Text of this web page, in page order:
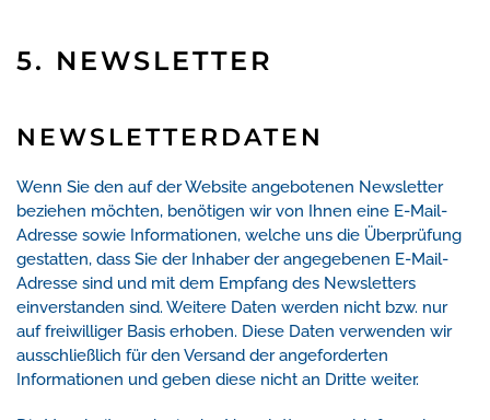
5. NEWSLETTER
NEWSLETTER­DATEN
Wenn Sie den auf der Website angebotenen Newsletter
beziehen möchten, benötigen wir von Ihnen eine E-Mail-
Adresse sowie Informationen, welche uns die Überprüfung
gestatten, dass Sie der Inhaber der angegebenen E-Mail-
Adresse sind und mit dem Empfang des Newsletters
einverstanden sind. Weitere Daten werden nicht bzw. nur
auf freiwilliger Basis erhoben. Diese Daten verwenden wir
ausschließlich für den Versand der angeforderten
Informationen und geben diese nicht an Dritte weiter.